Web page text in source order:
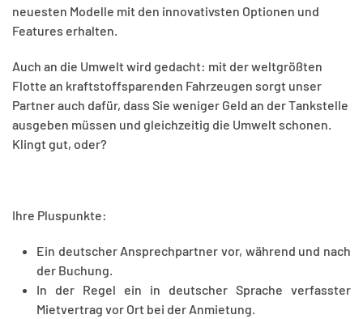
neuesten Modelle mit den innovativsten Optionen und
Features erhalten.
Auch an die Umwelt wird gedacht: mit der weltgrößten
Flotte an kraftstoffsparenden Fahrzeugen sorgt unser
Partner auch dafür, dass Sie weniger Geld an der Tankstelle
ausgeben müssen und gleichzeitig die Umwelt schonen.
Klingt gut, oder?
Ihre Pluspunkte:
Ein deutscher Ansprechpartner vor, während und nach
der Buchung.
In der Regel ein in deutscher Sprache verfasster
Mietvertrag vor Ort bei der Anmietung.